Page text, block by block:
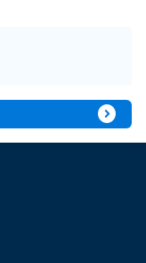
expand_circle_right